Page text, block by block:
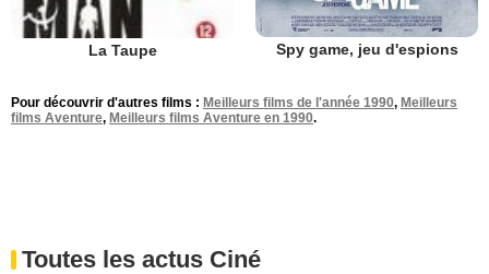
La Taupe Spy game, jeu d'espions
Pour découvrir d'autres films : Meilleurs films de l'année 1990, Meilleurs
films Aventure, Meilleurs films Aventure en 1990.
Toutes les actus Ciné